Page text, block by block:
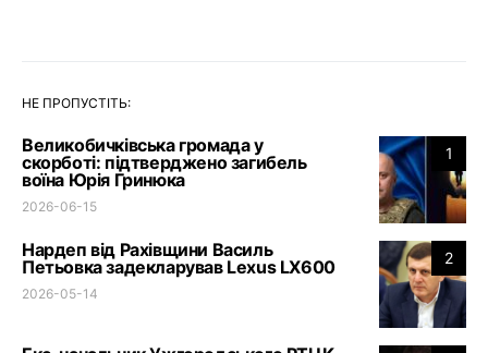
НЕ ПРОПУСТІТЬ:
1
Великобичківська громада у
скорботі: підтверджено загибель
воїна Юрія Гринюка
2026-06-15
2
Нардеп від Рахівщини Василь
Петьовка задекларував Lexus LX600
2026-05-14